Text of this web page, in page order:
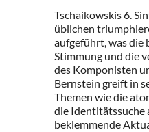
Tschaikowskis 6.
üblichen
aufgeführt, was die
Stimmung und die
des Komponisten
Bernstein greift in
Themen wie die
die Identitätssuche
beklemmende